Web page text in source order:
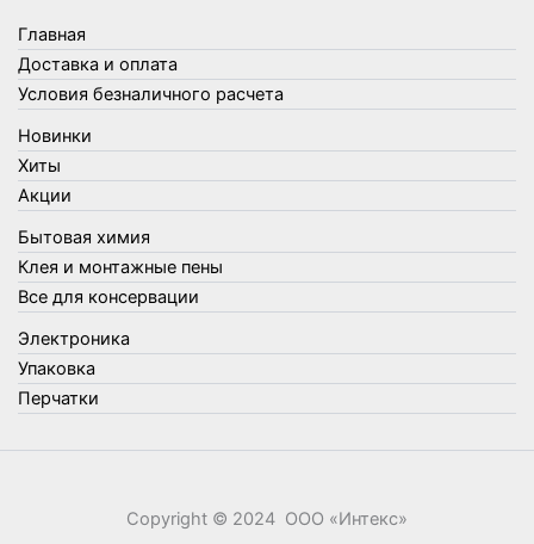
Товары для кухни
Товары для сада и огорода
Товары для туризма и отдыха
Упаковка
Утеплители и прочее
Фонари, лампы и удлинители
Хозяйственные товары
Швабры, стекломои, черенки и насадки
Шнуры, веревки и шпагаты
Электроника
Элементы питания
Главная
Доставка и оплата
Условия безналичного расчета
Новинки
Хиты
Акции
Бытовая химия
Клея и монтажные пены
Все для консервации
Электроника
Упаковка
Перчатки
Copyright © 2024 ООО «‎Интекс»‎